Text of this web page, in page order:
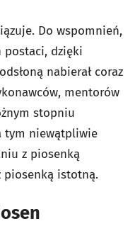
Do wspomnień,
postaci, dzięki
nabierał coraz
mentorów
stopniu
tym niewątpliwie
z piosenką
istotną.